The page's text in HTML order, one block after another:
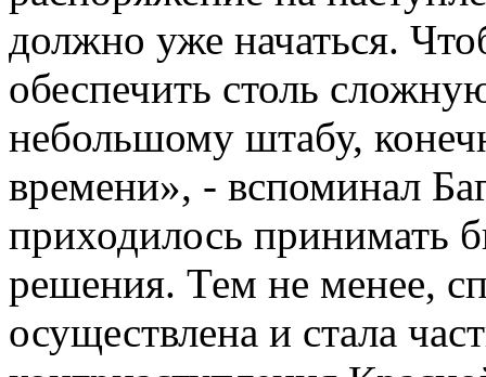
должно уже начаться.
обеспечить столь
небольшому штабу,
времени», - вспоминал
приходилось принимать
решения. Тем не менее,
осуществлена и стала